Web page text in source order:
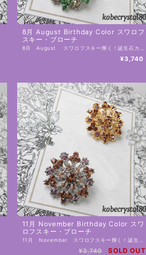
8月 August Birthday Color スワロフ
スキー・ブローチ
¥3,740
11月 November Birthday Color スワ
ロフスキー・ブローチ
¥3,740 SOLD OUT